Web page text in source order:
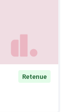
Retenue